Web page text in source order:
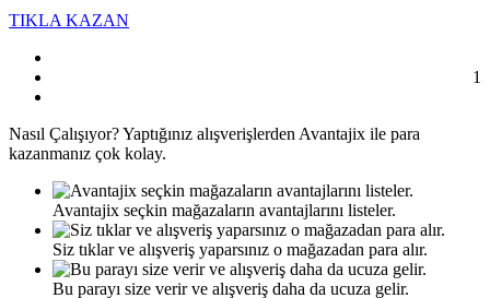
TIKLA KAZAN
1
Nasıl Çalışıyor?Yaptığınız alışverişlerden Avantajix ile para
kazanmanız çok kolay.
Avantajix seçkin mağazaların avantajlarını listeler.
Siz tıklar ve alışveriş yaparsınız o mağazadan para alır.
Bu parayı size verir ve alışveriş daha da ucuza gelir.